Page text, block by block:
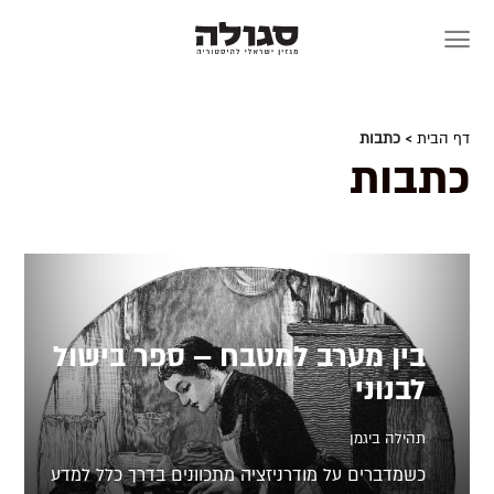
דף הבית > כתבות
כתבות
בין מערב למטבח – ספר בישול
לבנוני
תהילה ביגמן
כשמדברים על מודרניזציה מתכוונים בדרך כלל למדע